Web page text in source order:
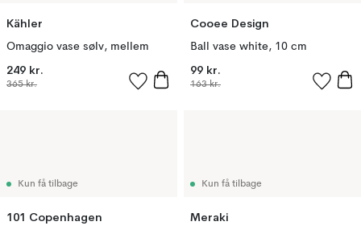
Kähler
Omaggio vase sølv, mellem
249 kr.
365 kr.
Cooee Design
Ball vase white, 10 cm
99 kr.
163 kr.
Kun få tilbage
101 Copenhagen
Kun få tilbage
Meraki